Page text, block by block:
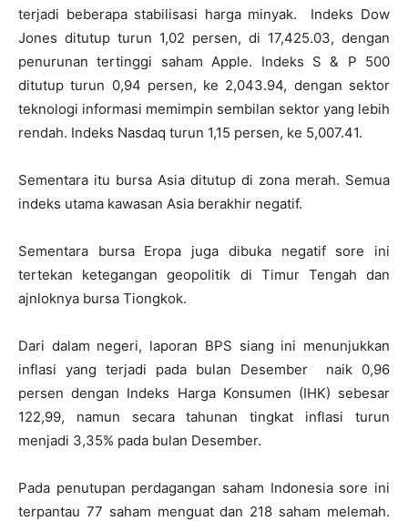
terjadi beberapa stabilisasi harga minyak. Indeks Dow
Jones ditutup turun 1,02 persen, di 17,425.03, dengan
penurunan tertinggi saham Apple. Indeks S & P 500
ditutup turun 0,94 persen, ke 2,043.94, dengan sektor
teknologi informasi memimpin sembilan sektor yang lebih
rendah. Indeks Nasdaq turun 1,15 persen, ke 5,007.41.
Sementara itu bursa Asia ditutup di zona merah. Semua
indeks utama kawasan Asia berakhir negatif.
Sementara bursa Eropa juga dibuka negatif sore ini
tertekan ketegangan geopolitik di Timur Tengah dan
ajnloknya bursa Tiongkok.
Dari dalam negeri, laporan BPS siang ini menunjukkan
inflasi yang terjadi pada bulan Desember naik 0,96
persen dengan Indeks Harga Konsumen (IHK) sebesar
122,99, namun secara tahunan tingkat inflasi turun
menjadi 3,35% pada bulan Desember.
Pada penutupan perdagangan saham Indonesia sore ini
terpantau 77 saham menguat dan 218 saham melemah.